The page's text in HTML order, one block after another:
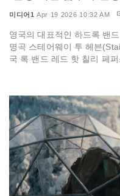
미디어1 Apr 19 2026 10:32 AM
영국의 대표적인 하드록 밴
명곡 스테어웨이 투 헤븐
국 록 밴드 레드 핫 칠리 페